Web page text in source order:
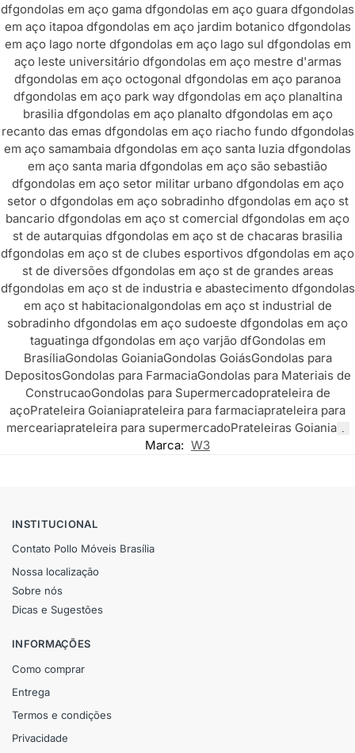
dfgondolas em aço gama dfgondolas em aço guara dfgondolas
em aço itapoa dfgondolas em aço jardim botanico dfgondolas
em aço lago norte dfgondolas em aço lago sul dfgondolas em
aço leste universitário dfgondolas em aço mestre d'armas
dfgondolas em aço octogonal dfgondolas em aço paranoa
dfgondolas em aço park way dfgondolas em aço planaltina
brasilia dfgondolas em aço planalto dfgondolas em aço
recanto das emas dfgondolas em aço riacho fundo dfgondolas
em aço samambaia dfgondolas em aço santa luzia dfgondolas
em aço santa maria dfgondolas em aço são sebastião
dfgondolas em aço setor militar urbano dfgondolas em aço
setor o dfgondolas em aço sobradinho dfgondolas em aço st
bancario dfgondolas em aço st comercial dfgondolas em aço
st de autarquias dfgondolas em aço st de chacaras brasilia
dfgondolas em aço st de clubes esportivos dfgondolas em aço
st de diversões dfgondolas em aço st de grandes areas
dfgondolas em aço st de industria e abastecimento dfgondolas
em aço st habitacionalgondolas em aço st industrial de
sobradinho dfgondolas em aço sudoeste dfgondolas em aço
taguatinga dfgondolas em aço varjão dfGondolas em
BrasíliaGondolas GoianiaGondolas GoiásGondolas para
DepositosGondolas para FarmaciaGondolas para Materiais de
ConstrucaoGondolas para Supermercadoprateleira de
açoPrateleira Goianiaprateleira para farmaciaprateleira para
merceariaprateleira para supermercadoPrateleiras Goiania
Marca: W3
INSTITUCIONAL
Contato Pollo Móveis Brasília
Nossa localização
Sobre nós
Dicas e Sugestões
INFORMAÇÕES
Como comprar
Entrega
Termos e condições
Privacidade